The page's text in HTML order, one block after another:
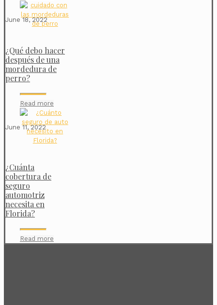
June 18, 2022
¿Qué debo hacer
después de una
mordedura de
perro?
Read more
June 11, 2022
¿Cuánta
cobertura de
seguro
automotriz
necesita en
Florida?
Read more